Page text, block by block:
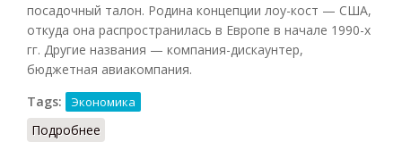
посадочный талон. Родина концепции лоу-кост — США,
откуда она распространилась в Европе в начале 1990-х
гг. Другие названия — компания-дискаунтер,
бюджетная авиакомпания.
Tags:
Экономика
Подробнее